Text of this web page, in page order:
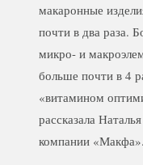
макаронные
почти в два раза.
микро- и
больше почти в 4
«витамином
рассказала
компании «Макфа».